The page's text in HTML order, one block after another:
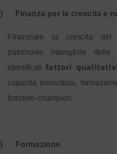
Finanza per la crescita e
Finanziare la crescita del
patrimonio intangibile delle
identificati fattori
capacità innovativa,
fornitore-champion.
Formazione